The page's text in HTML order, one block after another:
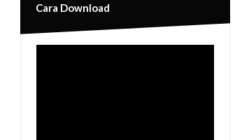
Cara Download